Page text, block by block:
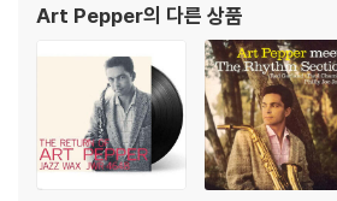
2) 재생 음역의 왜곡을 최소화 하고 반복 재생
지되도록 디스크 센터 홀 구경이 작게 제작되
블 스핀들에 맞지 않는 경우에는 전용 제품 등
하시면 해결됩니다.
3) 디스크에 미세한 잔 흠집이 남아있거나 인
가 있으며, 이는 상품의 불량이 아닙니다. 단,
Art Pepper의 다른 상품